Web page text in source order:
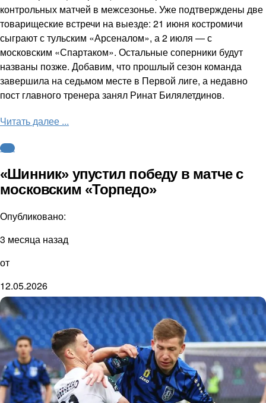
контрольных матчей в межсезонье. Уже подтверждены две
товарищеские встречи на выезде: 21 июня костромичи
сыграют с тульским «Арсеналом», а 2 июля — с
московским «Спартаком». Остальные соперники будут
названы позже. Добавим, что прошлый сезон команда
завершила на седьмом месте в Первой лиге, а недавно
пост главного тренера занял Ринат Билялетдинов.
Читать далее ...
ФНЛ
«Шинник» упустил победу в матче с
московским «Торпедо»
Опубликовано:
3 месяца назад
от
12.05.2026